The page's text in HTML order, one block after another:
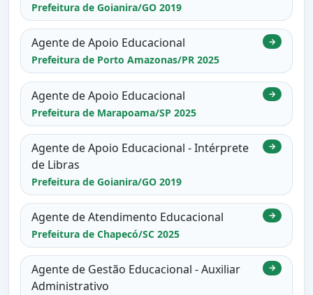
Prefeitura de Goianira/GO 2019
Agente de Apoio Educacional
Prefeitura de Porto Amazonas/PR 2025
→
Agente de Apoio Educacional
Prefeitura de Marapoama/SP 2025
→
Agente de Apoio Educacional - Intérprete
de Libras
Prefeitura de Goianira/GO 2019
→
Agente de Atendimento Educacional
Prefeitura de Chapecó/SC 2025
→
Agente de Gestão Educacional - Auxiliar
Administrativo
→